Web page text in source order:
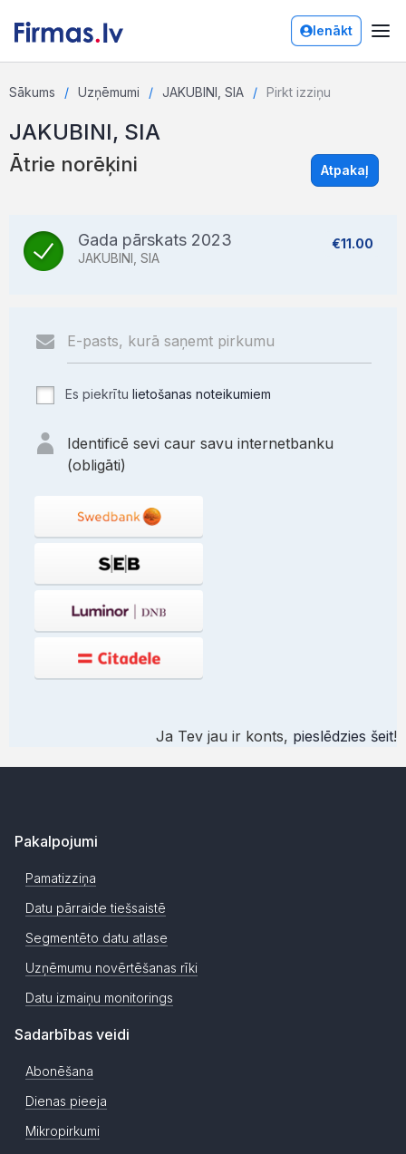
Ienākt
Sākums Uzņēmumi JAKUBINI, SIA Pirkt izziņu
JAKUBINI, SIA
Ātrie norēķini Atpakaļ
Gada pārskats 2023
JAKUBINI, SIA
€11.00
Es piekrītu lietošanas noteikumiem
Identificē sevi caur savu internetbanku
(obligāti)
Ja Tev jau ir konts, pieslēdzies šeit!
Pakalpojumi
Pamatizziņa
Datu pārraide tiešsaistē
Segmentēto datu atlase
Uzņēmumu novērtēšanas rīki
Datu izmaiņu monitorings
Sadarbības veidi
Abonēšana
Dienas pieeja
Mikropirkumi